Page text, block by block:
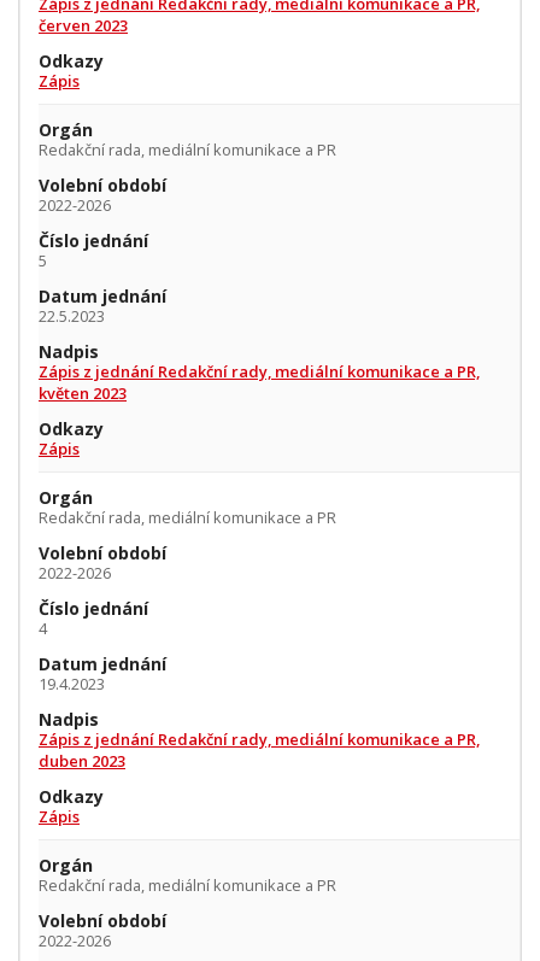
červen 2023
Odkazy
Zápis
Orgán
Redakční rada, mediální komunikace a PR
Volební období
2022-2026
Číslo jednání
5
Datum jednání
22.5.2023
Nadpis
Zápis z jednání Redakční rady, mediální komunikace a PR,
květen 2023
Odkazy
Zápis
Orgán
Redakční rada, mediální komunikace a PR
Volební období
2022-2026
Číslo jednání
4
Datum jednání
19.4.2023
Nadpis
Zápis z jednání Redakční rady, mediální komunikace a PR,
duben 2023
Odkazy
Zápis
Orgán
Redakční rada, mediální komunikace a PR
Volební období
2022-2026